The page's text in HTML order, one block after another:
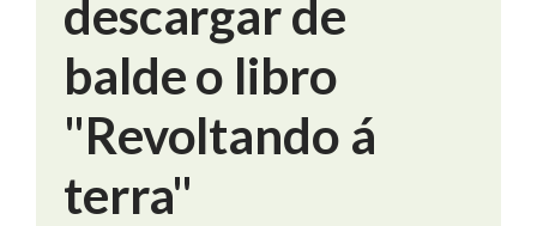
descargar de
balde o libro
"Revoltando á
terra"